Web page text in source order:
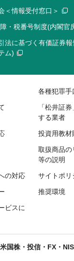
＜情報受付窓口＞
・税番号制度(内閣官
法に基づく有価証券
ム)
各種犯罪手
「松井証
する業者
投資用教材
取扱商品の
等の説明
の対応 サイトポリ
推奨環境
ビスに
国株・投信・FX・